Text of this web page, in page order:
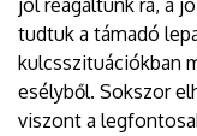
jól reagáltunk rá, a
tudtuk a támadó
kulcsszituációkban
esélyből. Sokszor
viszont a